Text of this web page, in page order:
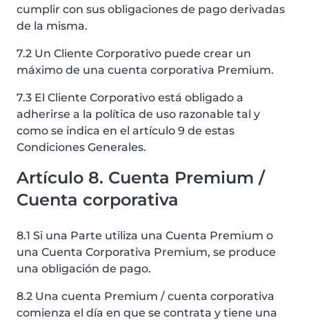
cumplir con sus obligaciones de pago derivadas
de la misma.
7.2 Un Cliente Corporativo puede crear un
máximo de una cuenta corporativa Premium.
7.3 El Cliente Corporativo está obligado a
adherirse a la política de uso razonable tal y
como se indica en el artículo 9 de estas
Condiciones Generales.
Artículo 8. Cuenta Premium /
Cuenta corporativa
8.1 Si una Parte utiliza una Cuenta Premium o
una Cuenta Corporativa Premium, se produce
una obligación de pago.
8.2 Una cuenta Premium / cuenta corporativa
comienza el día en que se contrata y tiene una